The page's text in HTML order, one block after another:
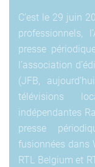
C’est le 29 juin
professionnels,
presse
l’association
(JFB,
télévisions
indépendantes
presse
fusionnées dans
RTL Belgium et